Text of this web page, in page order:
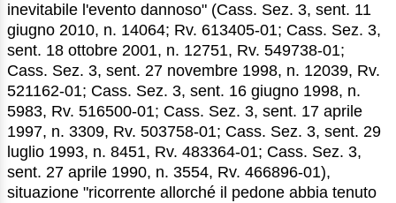
inevitabile l'evento dannoso" (Cass. Sez. 3, sent. 11
giugno 2010, n. 14064; Rv. 613405-01; Cass. Sez. 3,
sent. 18 ottobre 2001, n. 12751, Rv. 549738-01;
Cass. Sez. 3, sent. 27 novembre 1998, n. 12039, Rv.
521162-01; Cass. Sez. 3, sent. 16 giugno 1998, n.
5983, Rv. 516500-01; Cass. Sez. 3, sent. 17 aprile
1997, n. 3309, Rv. 503758-01; Cass. Sez. 3, sent. 29
luglio 1993, n. 8451, Rv. 483364-01; Cass. Sez. 3,
sent. 27 aprile 1990, n. 3554, Rv. 466896-01),
situazione "ricorrente allorché il pedone abbia tenuto